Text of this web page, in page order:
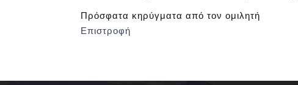
Πρόσφατα κηρύγματα από τον ομιλητή
Επιστροφή